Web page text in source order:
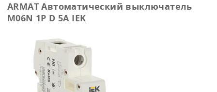
ARMAT Автоматический выключатель
M06N 1P D 5А IEK